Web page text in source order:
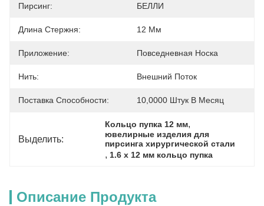
Пирсинг: БЕЛЛИ
Длина Стержня: 12 Мм
Приложение: Повседневная Носка
Нить: Внешний Поток
Поставка Способности: 10,0000 Штук В Месяц
Выделить:
Кольцо пупка 12 мм,
ювелирные изделия для
пирсинга хирургической стали
, 1.6 x 12 мм кольцо пупка
Описание Продукта